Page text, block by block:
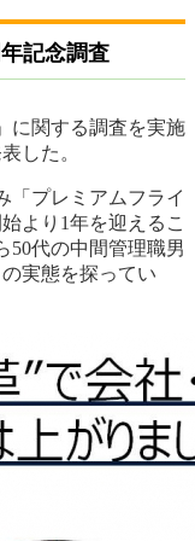
記念調査
に関する調査を実施
した。
「プレミアムフライ
より1年を迎えるこ
50代の中間管理職男
実態を探ってい